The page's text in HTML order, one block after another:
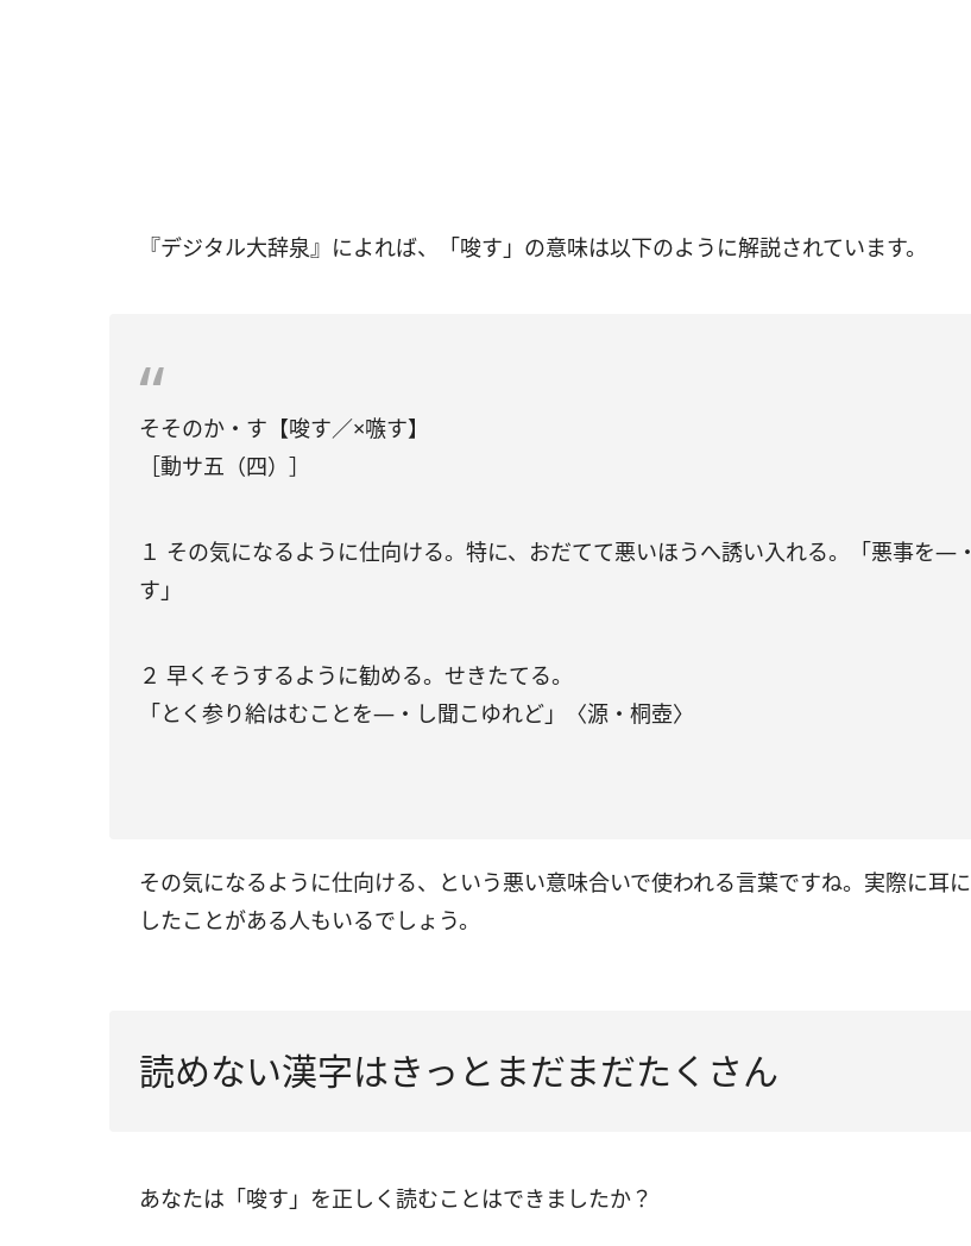
『デジタル大辞泉』によれば、「唆す」の意味は以下のように解説されています。
そそのか・す【唆す／×嗾す】
［動サ五（四）］
１ その気になるように仕向ける。特に、おだてて悪いほうへ誘い入れる。「悪事を―・
す」
２ 早くそうするように勧める。せきたてる。
「とく参り給はむことを―・し聞こゆれど」〈源・桐壺〉
その気になるように仕向ける、という悪い意味合いで使われる言葉ですね。実際に耳に
したことがある人もいるでしょう。
読めない漢字はきっとまだまだたくさん
あなたは「唆す」を正しく読むことはできましたか？